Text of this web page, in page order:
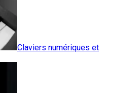
Claviers numériques et